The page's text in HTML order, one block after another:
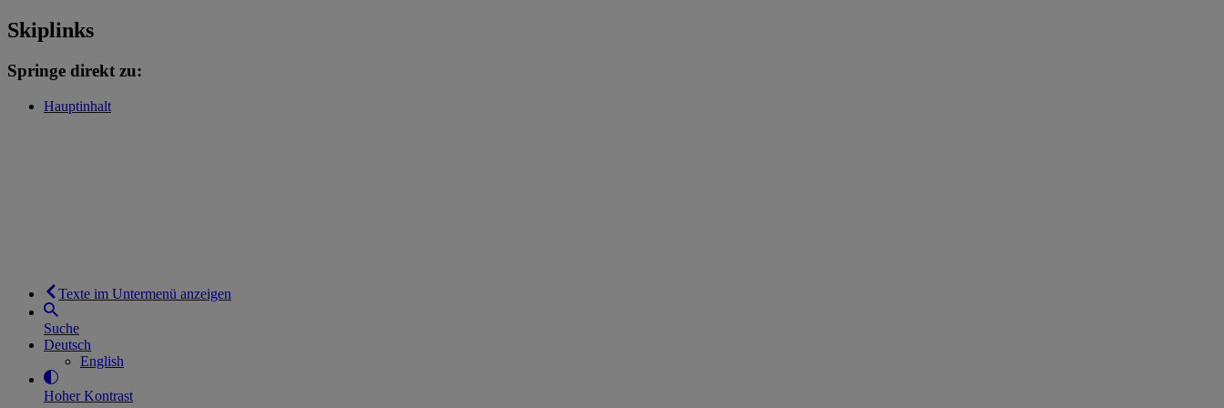
Skiplinks
Springe direkt zu:
Hauptinhalt
Texte im Untermenü anzeigen
Suche
Deutsch
English
Hoher Kontrast